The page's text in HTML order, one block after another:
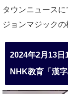
タウンニュース
ジョンマジックの
2024年2月13日
NHK教育「漢